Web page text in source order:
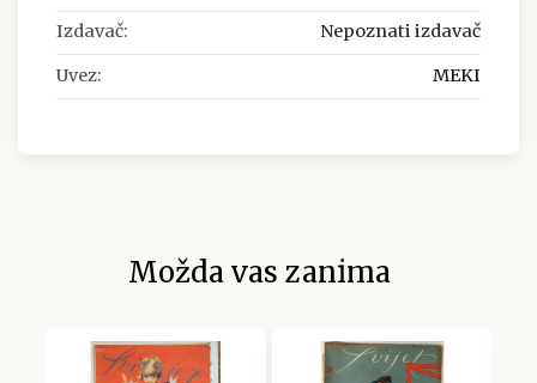
Izdavač: Nepoznati izdavač
Uvez: MEKI
Možda vas zanima